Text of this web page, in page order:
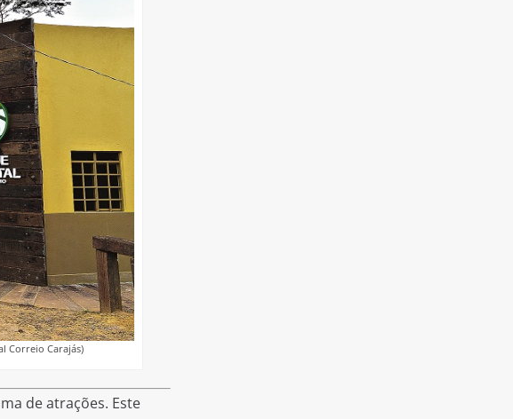
Correio Carajás)
de atrações. Este